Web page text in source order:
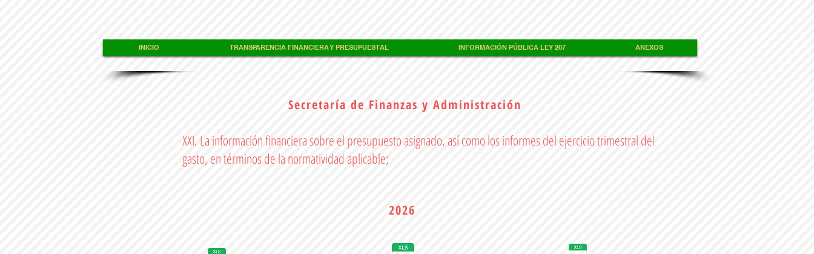
INICIO TRANSPARENCIA FINANCIERA Y PRESUPUESTAL INFORMACIÓN PÚBLICA LEY 207 ANEXOS
Secretaría de Finanzas y Administración
XXI. La información financiera sobre el presupuesto asignado, así como los informes del ejercicio trimestral del
gasto, en términos de la normatividad aplicable;
2026